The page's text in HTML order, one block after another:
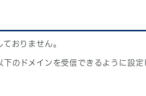
おりません。
のドメインを受信できるように設定